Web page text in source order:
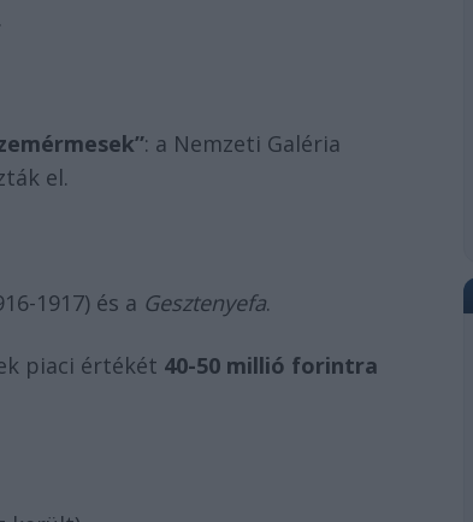
: a Nemzeti Galéria
el.
1917) és a Gesztenyefa.
piaci értékét 40-50 millió forintra